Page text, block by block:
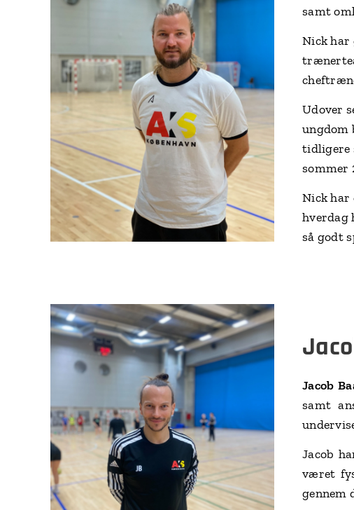
samt
Nick har
Udover
ungdom
tidligere
sommer
Nick har
hverdag
så godt
Jacob
samt
Jacob
været
gennem